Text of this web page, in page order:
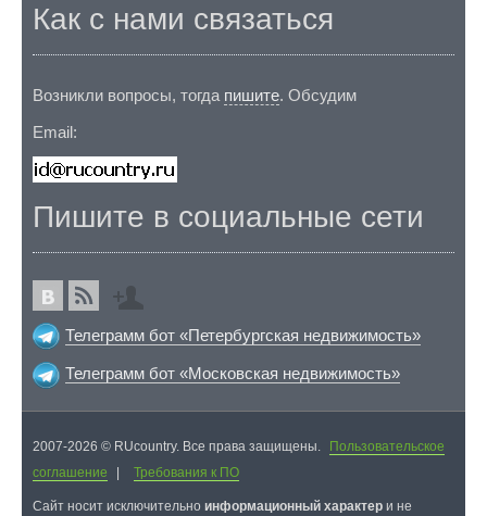
Как с нами связаться
Возникли вопросы, тогда пишите. Обсудим
Email:
Пишите в социальные сети
Телеграмм бот «Петербургская недвижимость»
Телеграмм бот «Московская недвижимость»
2007-2026 © RUcountry. Все права защищены.
Пользовательское
соглашение
| Требования к ПО
Cайт носит исключительно информационный характер и не